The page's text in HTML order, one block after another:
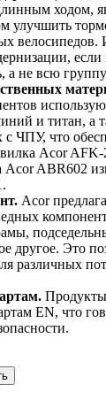
ходом,
улучшить
а не всю
и титан, а
с ЧПУ, что
Acor AFK-
Acor ABR602
Acor
другое. Это
различных
EN, что